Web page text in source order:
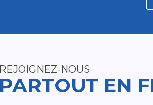
REJOIGNEZ-NOUS
PARTOUT EN